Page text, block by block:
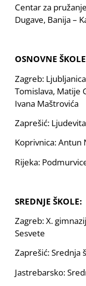
Centar za
Dugave, Banija –
OSNOVNE
Zagreb:
Tomislava, Matije
Ivana Maštrovića
Zaprešić:
Koprivnica: Antun
Rijeka:
SREDNJE ŠKOLE:
Zagreb: X.
Sesvete
Zaprešić: Srednja
Jastrebarsko: